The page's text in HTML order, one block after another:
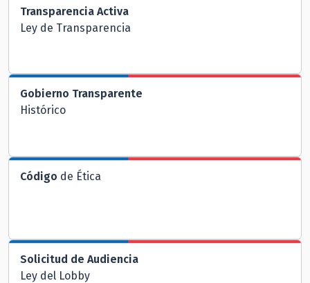
Transparencia Activa
Ley de Transparencia
Gobierno Transparente
Histórico
Código de Ética
Solicitud de Audiencia
Ley del Lobby